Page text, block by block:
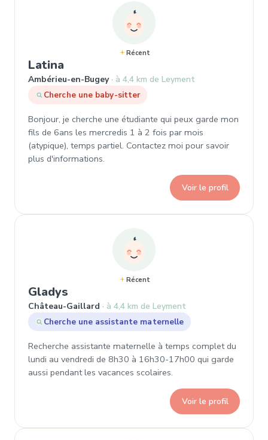
Récent
Latina
Ambérieu-en-Bugey
à 4,4 km de Leyment
Cherche une baby-sitter
Bonjour, je cherche une étudiante qui peux garde mon
fils de 6ans les mercredis 1 à 2 fois par mois
(atypique), temps partiel. Contactez moi pour savoir
plus d'informations.
Voir le profil
Récent
Gladys
Château-Gaillard
à 4,4 km de Leyment
Cherche une assistante maternelle
Recherche assistante maternelle à temps complet du
lundi au vendredi de 8h30 à 16h30-17h00 qui garde
aussi pendant les vacances scolaires.
Voir le profil